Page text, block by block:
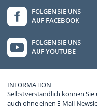
FOLGEN SIE UNS
AUF FACEBOOK
FOLGEN SIE UNS
AUF YOUTUBE
INFORMATION
Selbstverständlich können
auch ohne einen E-Mail-